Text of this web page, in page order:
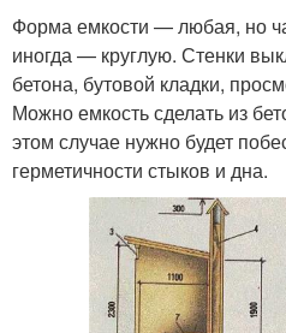
Форма емкости — любая, но
иногда — круглую. Стенки
бетона, бутовой кладки,
Можно емкость сделать из
этом случае нужно будет
герметичности стыков и дна.